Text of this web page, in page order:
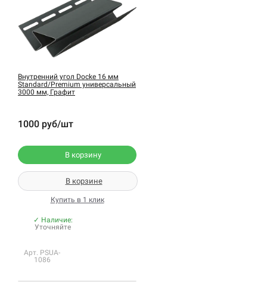
Внутренний угол Docke 16 мм
Standard/Premium универсальный
3000 мм, Графит
1000 руб/шт
В корзину
В корзине
Купить в 1 клик
✓ Наличие:
Уточняйте
Арт. PSUA-
1086